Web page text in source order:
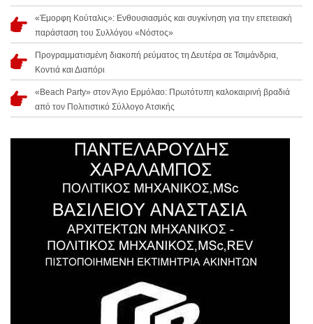
«Έμορφη Κούταλις»: Ενθουσιασμός και συγκίνηση για την επετειακή
παράσταση του Συλλόγου «Νόστος»
Προγραμματισμένη διακοπή ρεύματος τη Δευτέρα σε Τσιμάνδρια,
Κοντιά και Διαπόρι
«Beach Party» στον Άγιο Ερμόλαο: Πρωτότυπη καλοκαιρινή βραδιά
από τον Πολιτιστικό Σύλλογο Ατσικής